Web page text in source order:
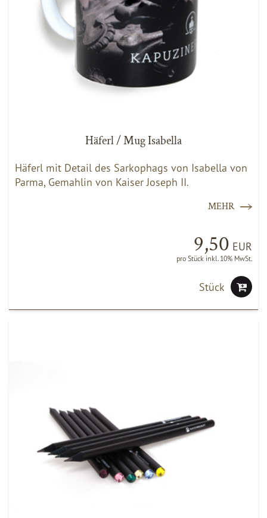
Häferl / Mug Isabella
Häferl mit Detail des Sarkophags von Isabella von
Parma, Gemahlin von Kaiser Joseph II.
MEHR
9,50 EUR
pro Stück inkl. 10% MwSt.
Stück